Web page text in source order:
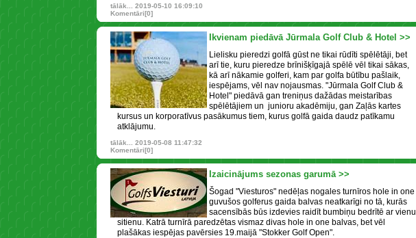
tālāk...
2019-05-10 16:09:10
Komentāri[0]
Ikvienam piedāvā Jūrmala Golf Club & Hotel >>
Lielisku pieredzi golfā gūst ne tikai rūdīti spēlētāji, bet
arī tie, kuru pieredze brīnišķīgajā spēlē vēl tikai sākas,
kā arī nākamie golferi, kam par golfa būtību pašlaik,
iespējams, vēl nav nojausmas. "Jūrmala Golf Club &
Hotel" piedāvā gan treniņus dažādas meistarības
spēlētājiem un junioru akadēmiju, gan Zaļās kartes
kursus un korporatīvus pasākumus tiem, kurus golfā gaida daudz patīkamu
atklājumu.
tālāk...
2019-05-08 11:47:32
Komentāri[0]
Izaicinājums sezonas garumā >>
Šogad "Viesturos" nedēļas nogales turnīros hole in one
guvušos golferus gaida balvas neatkarīgi no tā, kurās
sacensībās būs izdevies raidīt bumbiņu bedrītē ar vienu
sitienu. Katrā turnīrā paredzētas vismaz divas hole in one balvas, bet vēl
plašākas iespējas pavērsies 19.maijā "Stokker Golf Open".